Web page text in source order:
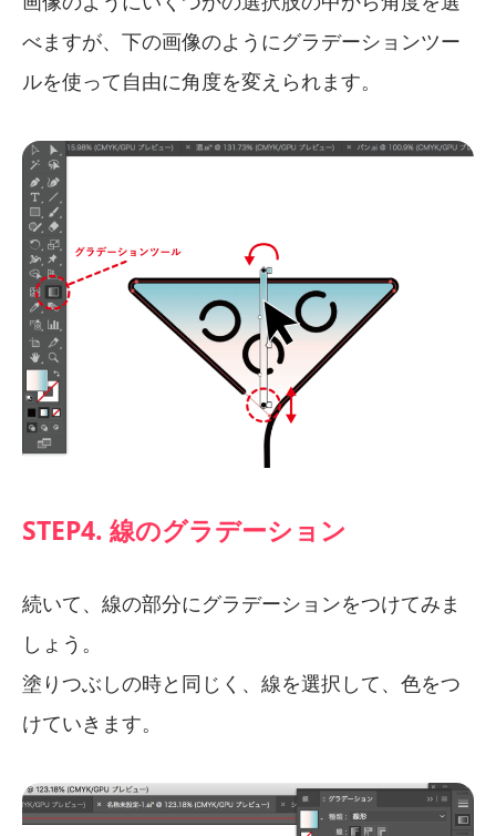
べますが、下の画像のようにグラデーションツー
ルを使って自由に角度を変えられます。
STEP4. 線のグラデーション
続いて、線の部分にグラデーションをつけてみま
しょう。
塗りつぶしの時と同じく、線を選択して、色をつ
けていきます。